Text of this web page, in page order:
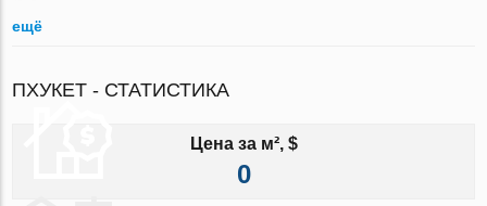
ещё
ПХУКЕТ - СТАТИСТИКА
Цена за м², $
0